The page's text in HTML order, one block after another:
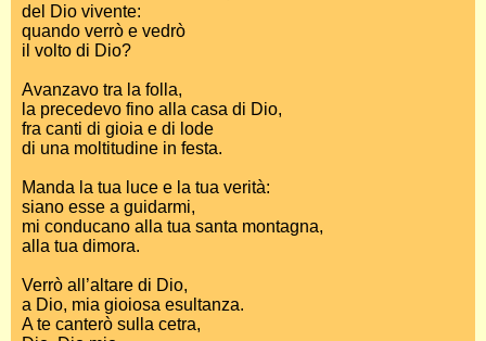
del Dio vivente:
quando verrò e vedrò
il volto di Dio?
Avanzavo tra la folla,
la precedevo fino alla casa di Dio,
fra canti di gioia e di lode
di una moltitudine in festa.
Manda la tua luce e la tua verità:
siano esse a guidarmi,
mi conducano alla tua santa montagna,
alla tua dimora.
Verrò all’altare di Dio,
a Dio, mia gioiosa esultanza.
A te canterò sulla cetra,